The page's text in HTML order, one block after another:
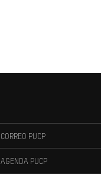
CORREO PUCP
AGENDA PUCP